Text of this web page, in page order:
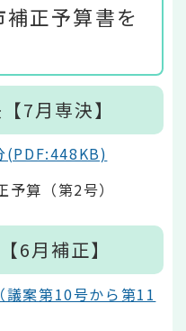
正予算書を
7月専決】
(PDF:448KB)
算（第2号）
6月補正】
案第10号から第11